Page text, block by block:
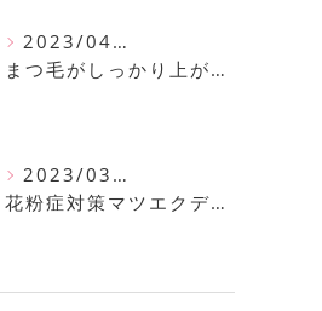
2023/04/11
まつ毛がしっかり上がるまつ毛パーマ
2023/03/30
花粉症対策マツエクデザイン